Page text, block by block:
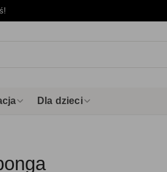
Dla dzieci